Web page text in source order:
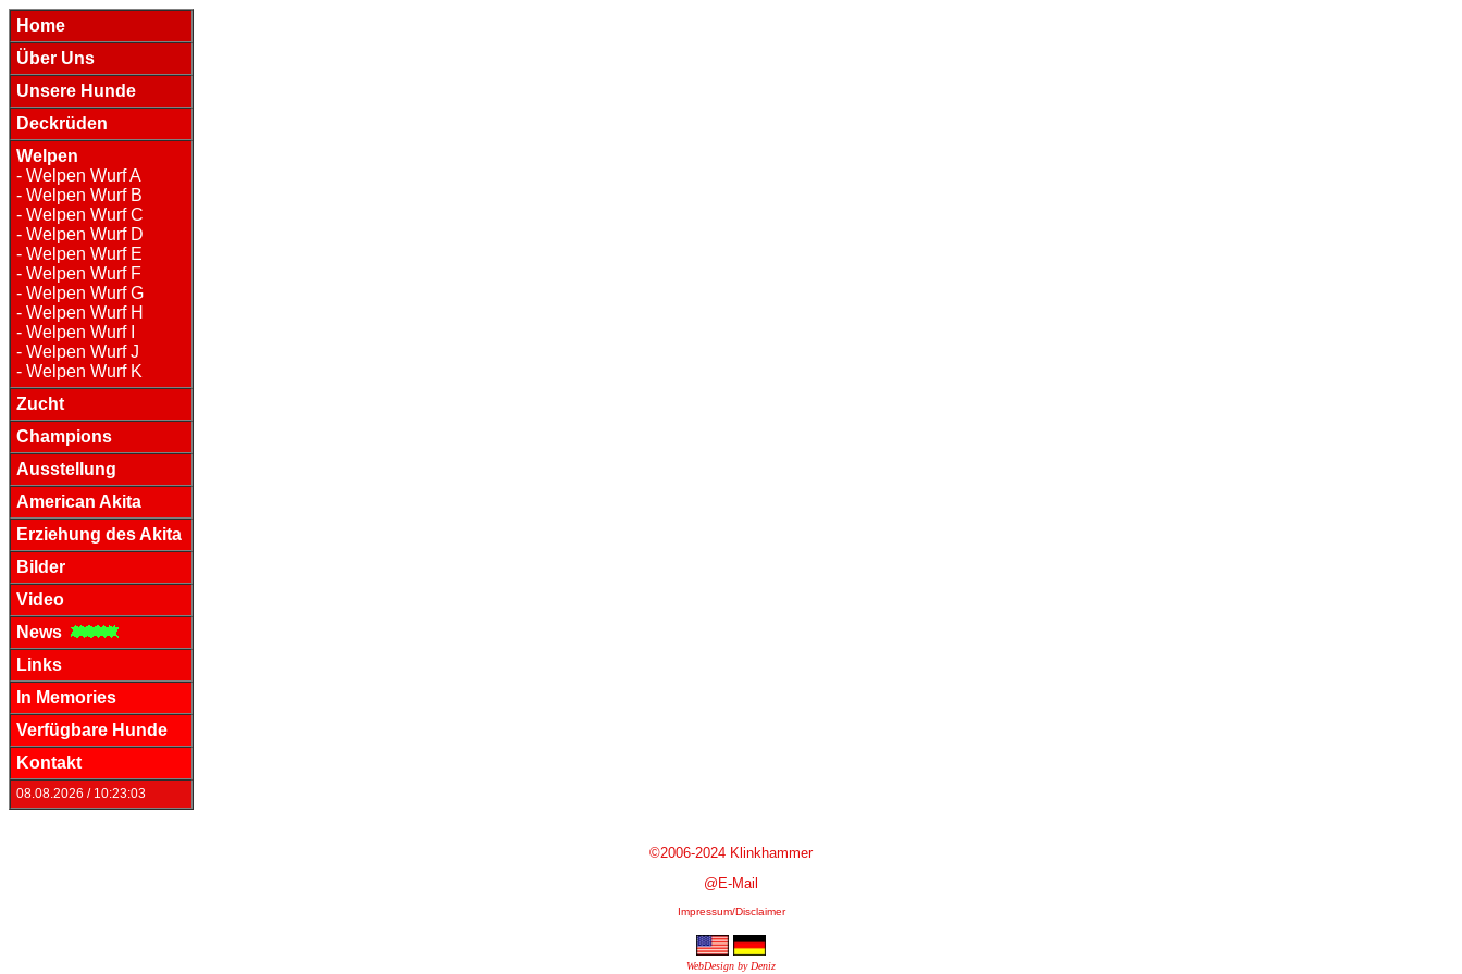
Home
Über Uns
Unsere Hunde
Deckrüden
Welpen
- Welpen Wurf A
- Welpen Wurf B
- Welpen Wurf C
- Welpen Wurf D
- Welpen Wurf E
- Welpen Wurf F
- Welpen Wurf G
- Welpen Wurf H
- Welpen Wurf I
- Welpen Wurf J
- Welpen Wurf K
Zucht
Champions
Ausstellung
American Akita
Erziehung des Akita
Bilder
Video
News
Links
In Memories
Verfügbare Hunde
Kontakt
08.08.2026 / 10:23:03
©2006-2024 Klinkhammer
@E-Mail
Impressum/Disclaimer
WebDesign by Deniz